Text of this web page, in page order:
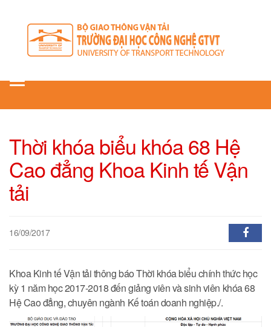
Toggle
Thời khóa biểu khóa 68 Hệ
Cao đẳng Khoa Kinh tế Vận
tải
16/09/2017
Khoa Kinh tế Vận tải thông báo Thời khóa biểu chính thức học
kỳ 1 năm học 2017-2018 đến giảng viên và sinh viên khóa 68
Hệ Cao đẳng, chuyên ngành Kế toán doanh nghiệp./.